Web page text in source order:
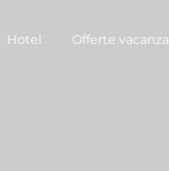
Hotel Offerte vacanza